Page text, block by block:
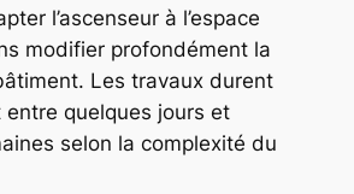
l’ascenseur à l’espace
modifier profondément la
Les travaux durent
entre quelques jours et
selon la complexité du